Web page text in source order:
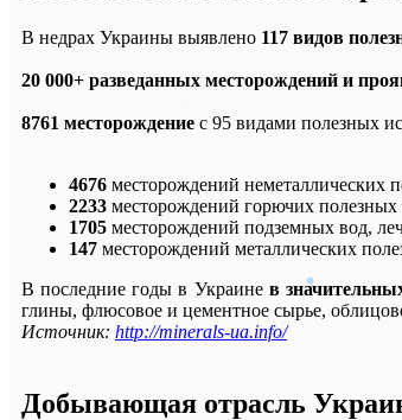
В недрах Украины выявлено 117 видов
20 000+ разведанных месторождений и
8761 месторождение с 95 видами полезных
4676 месторождений неметаллических
2233 месторождений горючих
1705 месторождений подземных вод,
147 месторождений металлических
В последние годы в Украине в
глины, флюсовое и цементное сырье,
Источник: http://minerals-ua.info/
Добывающая отрасль